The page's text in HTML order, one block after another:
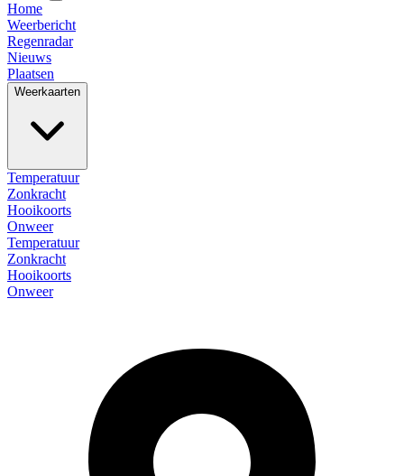
Home
Weerbericht
Regenradar
Nieuws
Plaatsen
Weerkaarten
Temperatuur
Zonkracht
Hooikoorts
Onweer
Temperatuur
Zonkracht
Hooikoorts
Onweer